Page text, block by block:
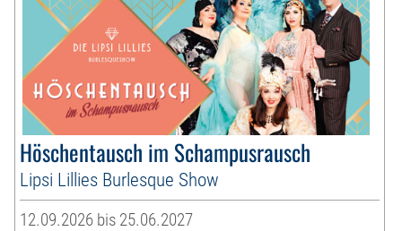
Höschentausch im Schampusrausch
Lipsi Lillies Burlesque Show
12.09.2026 bis 25.06.2027